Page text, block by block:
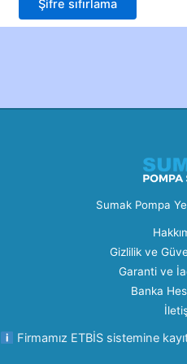
Şifre sıfırlama
Sumak Pompa
Gizlilik ve
Garanti ve
Banka
Firmamız ETBİS sistemine